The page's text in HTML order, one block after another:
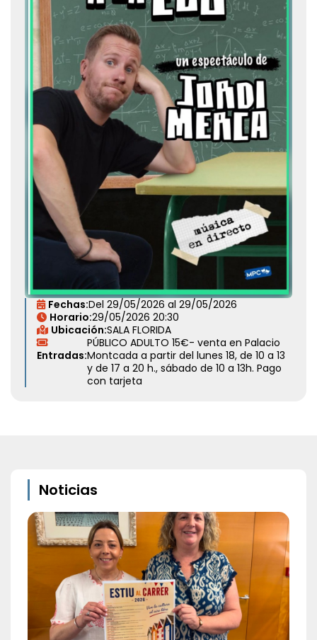
Fechas:Del 29/05/2026 al 29/05/2026
Horario:29/05/2026 20:30
Ubicación:SALA FLORIDA
Entradas:
PÚBLICO ADULTO 15€- venta en Palacio
Montcada a partir del lunes 18, de 10 a 13
y de 17 a 20 h., sábado de 10 a 13h. Pago
con tarjeta
Noticias